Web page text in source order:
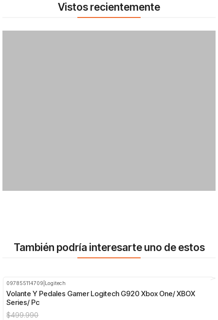
Vistos recientemente
También podría interesarte uno de estos
097855114709 Logitech
Volante Y Pedales Gamer Logitech G920 Xbox One/ XBOX
Series/ Pc
$499.990